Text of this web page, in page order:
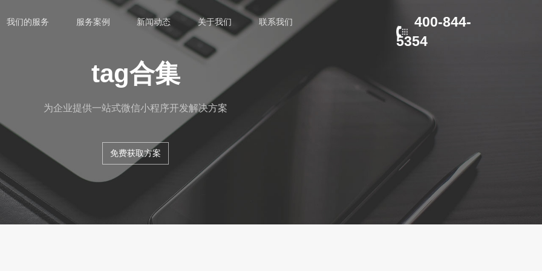
400-844-
5354
我们的服务 服务案例 新闻动态 关于我们 联系我们
tag合集
为企业提供一站式微信小程序开发解决方案
免费获取方案